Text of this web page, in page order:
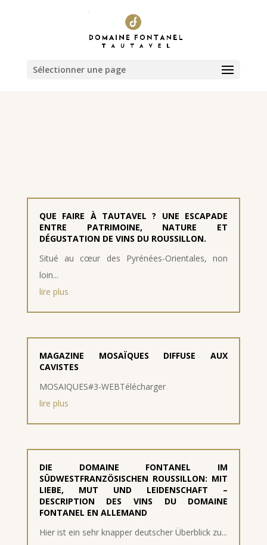
Sélectionner une page
QUE FAIRE À TAUTAVEL ? UNE ESCAPADE
ENTRE PATRIMOINE, NATURE ET
DÉGUSTATION DE VINS DU ROUSSILLON.
Situé au cœur des Pyrénées-Orientales, non
loin...
lire plus
MAGAZINE MOSAÏQUES DIFFUSE AUX
CAVISTES
MOSAIQUES#3-WEBTélécharger
lire plus
DIE DOMAINE FONTANEL IM
SÜDWESTFRANZÖSISCHEN ROUSSILLON: MIT
LIEBE, MUT UND LEIDENSCHAFT –
DESCRIPTION DES VINS DU DOMAINE
FONTANEL EN ALLEMAND
Hier ist ein sehr knapper deutscher Überblick zu...